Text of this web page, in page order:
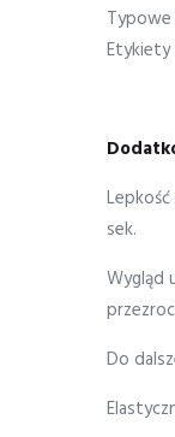
Etykiety
sek.
Wygląd
Do